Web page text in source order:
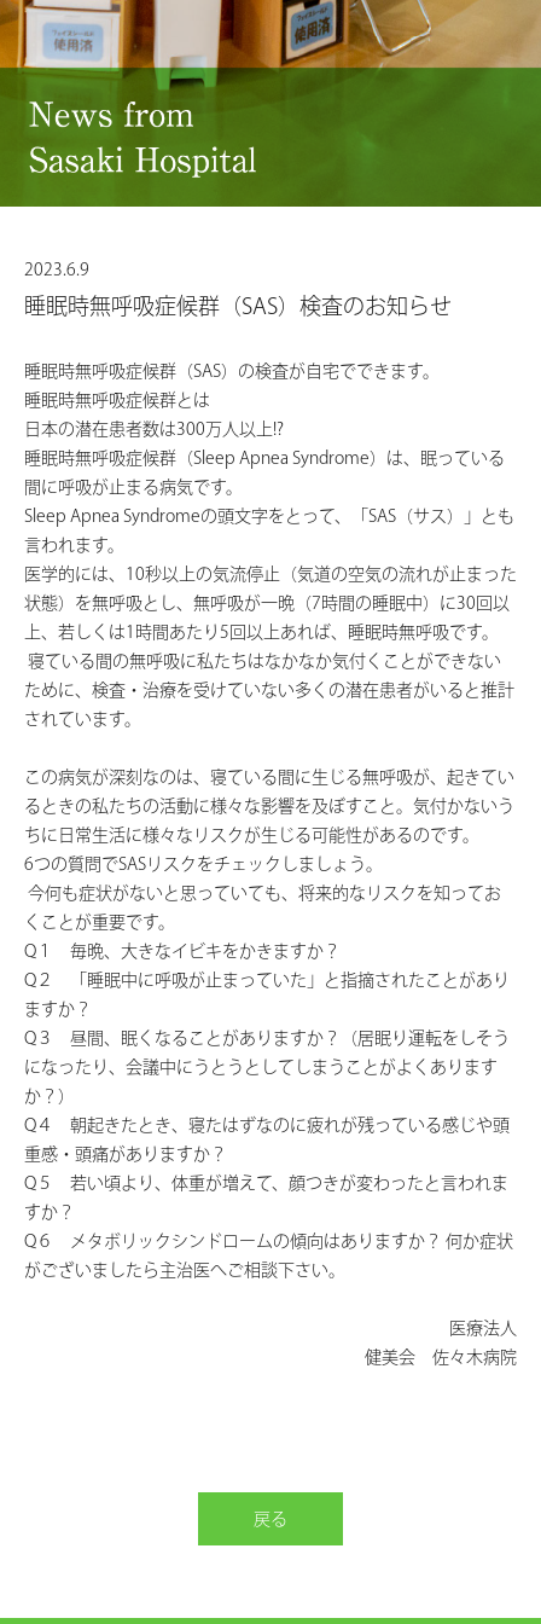
2023.6.9
睡眠時無呼吸症候群（SAS）検査のお知らせ
睡眠時無呼吸症候群（SAS）の検査が自宅でできます。
睡眠時無呼吸症候群とは
日本の潜在患者数は300万人以上!?
睡眠時無呼吸症候群（Sleep Apnea Syndrome）は、眠っている
間に呼吸が止まる病気です。
Sleep Apnea Syndromeの頭文字をとって、「SAS（サス）」とも
言われます。
医学的には、10秒以上の気流停止（気道の空気の流れが止まった
状態）を無呼吸とし、無呼吸が一晩（7時間の睡眠中）に30回以
上、若しくは1時間あたり5回以上あれば、睡眠時無呼吸です。
寝ている間の無呼吸に私たちはなかなか気付くことができない
ために、検査・治療を受けていない多くの潜在患者がいると推計
されています。
この病気が深刻なのは、寝ている間に生じる無呼吸が、起きてい
るときの私たちの活動に様々な影響を及ぼすこと。気付かないう
ちに日常生活に様々なリスクが生じる可能性があるのです。
6つの質問でSASリスクをチェックしましょう。
今何も症状がないと思っていても、将来的なリスクを知ってお
くことが重要です。
Q１ 毎晩、大きなイビキをかきますか？
Q２ 「睡眠中に呼吸が止まっていた」と指摘されたことがあり
ますか？
Q３ 昼間、眠くなることがありますか？（居眠り運転をしそう
になったり、会議中にうとうとしてしまうことがよくあります
か？）
Q４ 朝起きたとき、寝たはずなのに疲れが残っている感じや頭
重感・頭痛がありますか？
Q５ 若い頃より、体重が増えて、顔つきが変わったと言われま
すか？
Q６ メタボリックシンドロームの傾向はありますか？ 何か症状
がございましたら主治医へご相談下さい。
医療法人
健美会 佐々木病院
戻る